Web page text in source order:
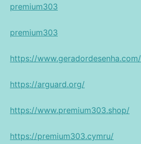
premium303
premium303
https://www.geradordesenha.com/
https://arguard.org/
https://www.premium303.shop/
https://premium303.cymru/